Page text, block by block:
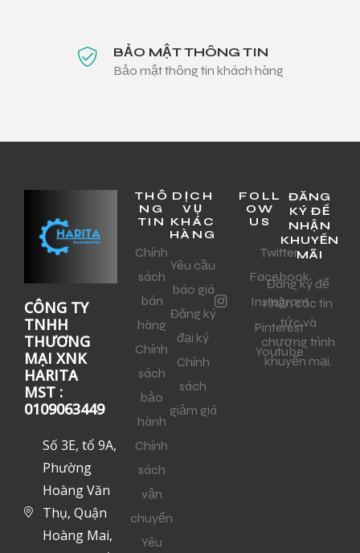
BẢO MẬT THÔNG TIN
Bảo mật thông tin khách hàng
CÔNG TY
TNHH
THƯƠNG
MẠI XNK
HARITA
MST :
0109063449
Số 3E, tổ 9A,
Phường
Hoàng Văn
Thụ, Quận
Hoàng Mai,
THÔ
NG
TIN
Chính
sách
bán
hàng
Chính
sách
bảo
hành
Chính
sách
vận
chuyển
Yêu
DỊCH
VỤ
KHÁC
HÀNG
Yêu cầu
báo giá
Đăng ký
đại ký
Chính
sách
giảm giá
FOLL
OW
US
Twitter
Facebook
Instagram
Pinterest
Youtube
ĐĂNG
KÝ ĐỂ
NHẬN
KHUYẾN
MÃI
Đăng ký để
nhận các tin
tức và
chương trình
khuyến mại.